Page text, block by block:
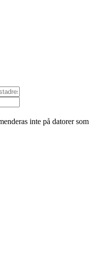
inte på datorer som